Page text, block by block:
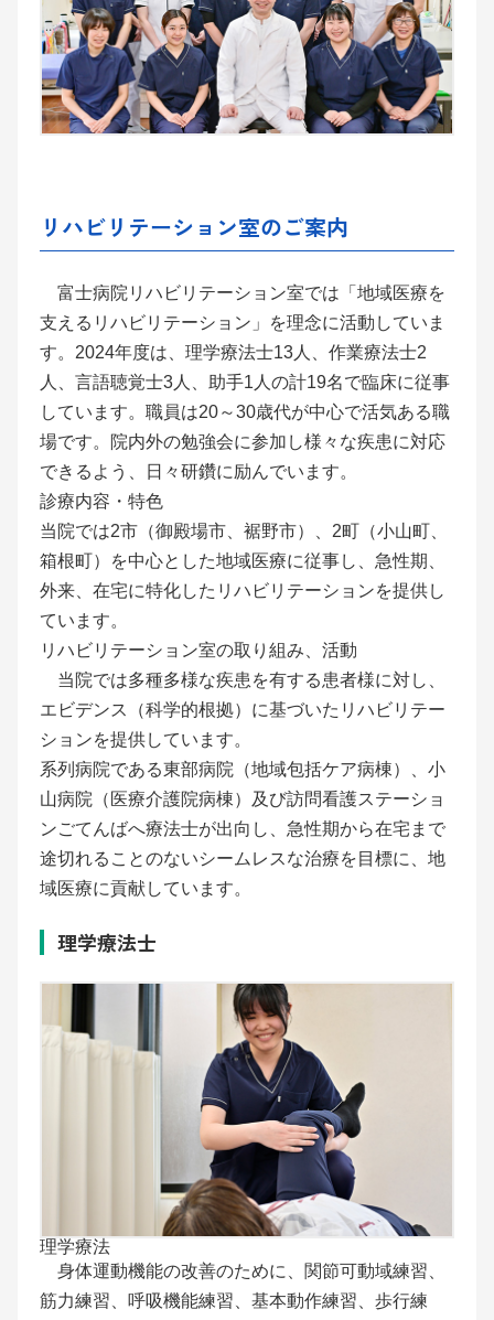
リハビリテーション室のご案内
富士病院リハビリテーション室では「地域医療を
支えるリハビリテーション」を理念に活動していま
す。2024年度は、理学療法士13人、作業療法士2
人、言語聴覚士3人、助手1人の計19名で臨床に従事
しています。職員は20～30歳代が中心で活気ある職
場です。院内外の勉強会に参加し様々な疾患に対応
できるよう、日々研鑽に励んでいます。
診療内容・特色
当院では2市（御殿場市、裾野市）、2町（小山町、
箱根町）を中心とした地域医療に従事し、急性期、
外来、在宅に特化したリハビリテーションを提供し
ています。
リハビリテーション室の取り組み、活動
当院では多種多様な疾患を有する患者様に対し、
エビデンス（科学的根拠）に基づいたリハビリテー
ションを提供しています。
系列病院である東部病院（地域包括ケア病棟）、小
山病院（医療介護院病棟）及び訪問看護ステーショ
ンごてんばへ療法士が出向し、急性期から在宅まで
途切れることのないシームレスな治療を目標に、地
域医療に貢献しています。
理学療法士
理学療法
身体運動機能の改善のために、関節可動域練習、
筋力練習、呼吸機能練習、基本動作練習、歩行練